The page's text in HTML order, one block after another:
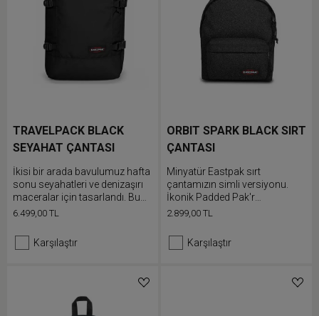
TRAVELPACK BLACK
SEYAHAT ÇANTASI
İkisi bir arada bavulumuz hafta
sonu seyahatleri ve denizaşırı
maceralar için tasarlandı. Bu
çok yönlü çanta, ayarlanabilir
çantası olarak taşınabilir veya
taşıma sapları ile duffle çanta
6.499,00 TL
Karşılaştır
ORBIT SPARK BLACK SIRT
ÇANTASI
Minyatür Eastpak sırt
çantamızın simli versiyonu.
İkonik Padded Pak'r
ürünümüzün daha küçük
dolgulu sırt paneli ve
ayarlanabilir omuz askılarına
2.899,00 TL
Karşılaştır